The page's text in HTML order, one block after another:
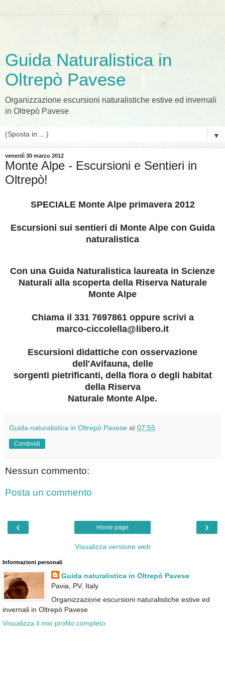
Guida Naturalistica in
Oltrepò Pavese
Organizzazione escursioni naturalistiche estive ed invernali
in Oltrepò Pavese
▼
venerdì 30 marzo 2012
Monte Alpe - Escursioni e Sentieri in
Oltrepò!
SPECIALE Monte Alpe primavera 2012
Escursioni sui sentieri di Monte Alpe con Guida
naturalistica
Con una Guida Naturalistica laureata in Scienze
Naturali alla scoperta della Riserva Naturale
Monte Alpe
Chiama il 331 7697861 oppure scrivi a
marco-ciccolella@libero.it
Escursioni didattiche con osservazione
dell'Avifauna, delle
sorgenti pietrificanti, della flora o degli habitat
della Riserva
Naturale Monte Alpe.
Guida naturalistica in Oltrepò Pavese at 07:55
Condividi
Nessun commento:
Posta un commento
‹ ›
Home page
Visualizza versione web
Informazioni personali
Guida naturalistica in Oltrepò Pavese
Pavia, PV, Italy
Organizzazione escursioni naturalistiche estive ed
invernali in Oltrepò Pavese
Visualizza il mio profilo completo